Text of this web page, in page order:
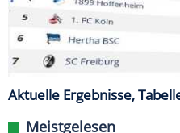
Aktuelle Ergebnisse,
Meistgelesen